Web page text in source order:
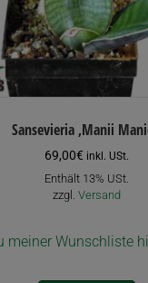
Sansevieria ‚Manii
69,00€ inkl. USt.
Enthält 13% USt.
zzgl. Versand
meiner Wunschliste